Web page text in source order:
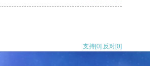
支持[0] 反对[0]